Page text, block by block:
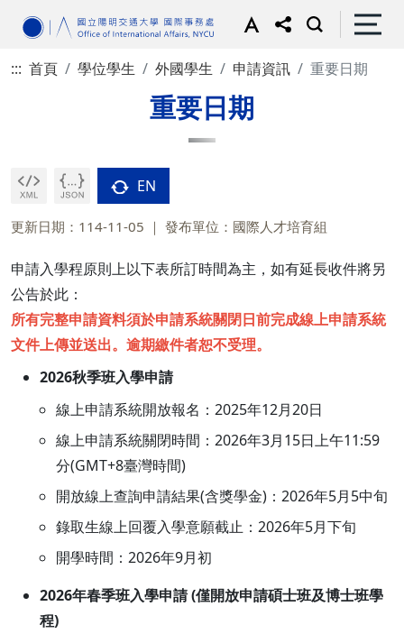
::: 首頁 學位學生 外國學生 申請資訊 重要日期
重要日期
EN
更新日期：114-11-05 發布單位：國際人才培育組
申請入學程原則上以下表所訂時間為主，如有延長收件將另
公告於此：
所有完整申請資料須於申請系統關閉日前完成線上申請系統
文件上傳並送出。逾期繳件者恕不受理。
2026秋季班入學申請
線上申請系統開放報名：2025年12月20日
線上申請系統關閉時間：2026年3月15日上午11:59
分(GMT+8臺灣時間)
開放線上查詢申請結果(含獎學金)：2026年5月5中旬
錄取生線上回覆入學意願截止：2026年5月下旬
開學時間：2026年9月初
2026年春季班入學申請 (僅開放申請碩士班及博士班學
程)